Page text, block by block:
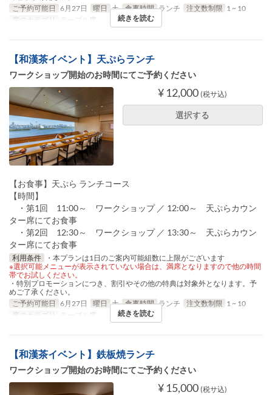
ご予約可能日 6月27日 曜日 土 食事時間 ランチ 注文数制限 1 ~ 10
席のカテゴリ
テーブル席 続きを読む
【和漢茶イベント】天ぷらランチ
ワークショップ開始のお時間にてご予約ください
¥ 12,000 (税サ込)
選択する
【お食事】天ぷら ランチコース
【時間】
・第1回 11:00～ ワークショップ ／ 12:00～ 天ぷらカウン
ター席にてお食事
・第2回 12:30～ ワークショップ ／ 13:30～ 天ぷらカウン
ター席にてお食事
利用条件
・本プランは1日のご案内可能組数に上限がございます
※選択可能メニューが表示されていない場合は、満席となりますので他の時間
帯でお試しください。
・特別プロモーションにつき、割引やその他の特典は対象外となります。予
めご了承ください。
ご予約可能日 6月27日 曜日 土 食事時間 ランチ 注文数制限 1 ~ 10
席のカテゴリ
テーブル席 続きを読む
【和漢茶イベント】鉄板焼ランチ
ワークショップ開始のお時間にてご予約ください
¥ 15,000 (税サ込)